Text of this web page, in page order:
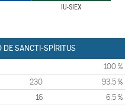
IU-SIEX
DE SANCTI-SPÍRITUS
100 %
230 93,5 %
16 6,5 %